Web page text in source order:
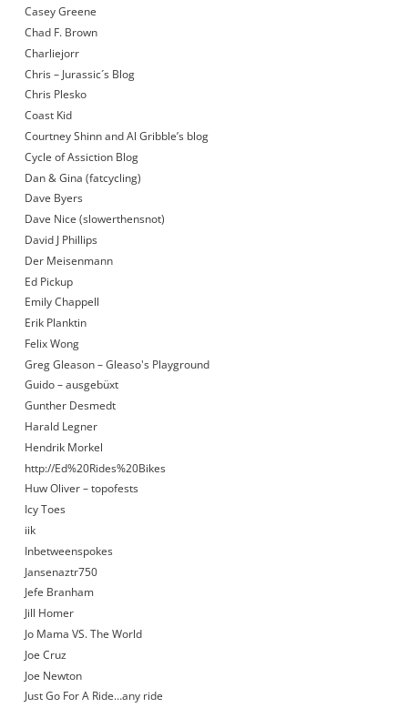
Casey Greene
Chad F. Brown
Charliejorr
Chris – Jurassic´s Blog
Chris Plesko
Coast Kid
Courtney Shinn and Al Gribble’s blog
Cycle of Assiction Blog
Dan & Gina (fatcycling)
Dave Byers
Dave Nice (slowerthensnot)
David J Phillips
Der Meisenmann
Ed Pickup
Emily Chappell
Erik Planktin
Felix Wong
Greg Gleason – Gleaso's Playground
Guido – ausgebüxt
Gunther Desmedt
Harald Legner
Hendrik Morkel
http://Ed%20Rides%20Bikes
Huw Oliver – topofests
Icy Toes
iik
Inbetweenspokes
Jansenaztr750
Jefe Branham
Jill Homer
Jo Mama VS. The World
Joe Cruz
Joe Newton
Just Go For A Ride…any ride